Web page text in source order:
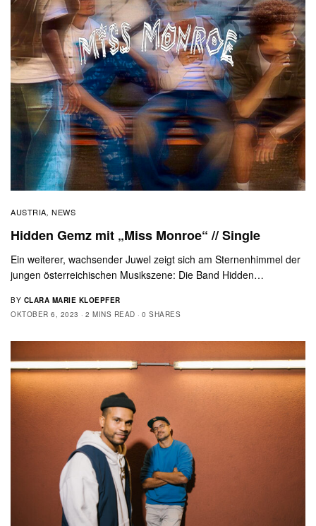
AUSTRIA, NEWS
Hidden Gemz mit „Miss Monroe“ // Single
Ein weiterer, wachsender Juwel zeigt sich am Sternenhimmel der
jungen österreichischen Musikszene: Die Band Hidden…
BY CLARA MARIE KLOEPFER
OKTOBER 6, 2023
2 MINS READ 0 SHARES